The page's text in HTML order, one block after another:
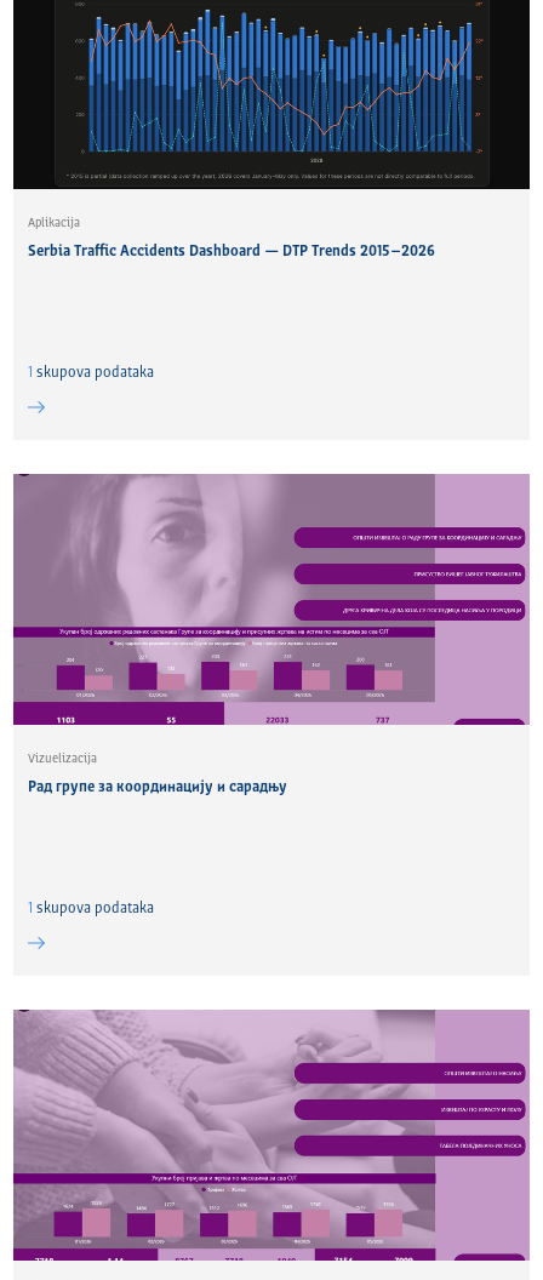
Aplikacija
Serbia Traffic Accidents Dashboard — DTP Trends 2015–2026
1 skupova podataka
Vizuelizacija
Рад групе за координацију и сарадњу
1 skupova podataka